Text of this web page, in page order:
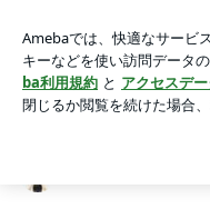
アプリをダウンロードして
ょう。